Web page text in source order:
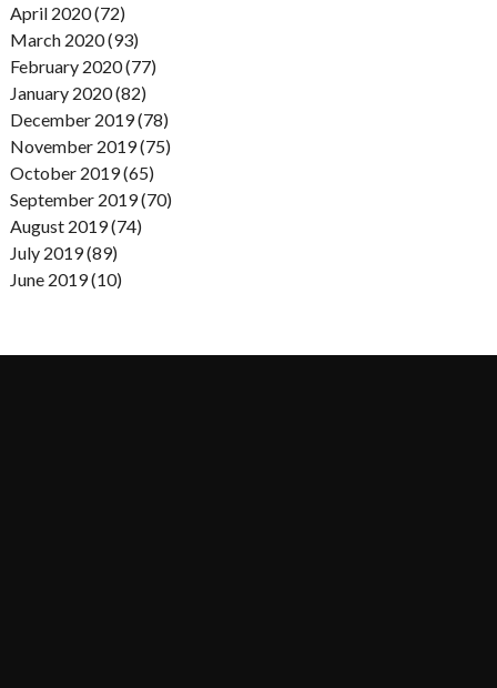
April 2020 (72)
March 2020 (93)
February 2020 (77)
January 2020 (82)
December 2019 (78)
November 2019 (75)
October 2019 (65)
September 2019 (70)
August 2019 (74)
July 2019 (89)
June 2019 (10)